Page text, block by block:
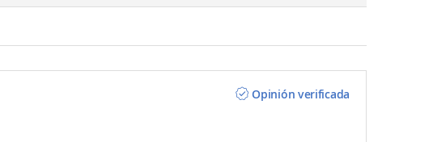
Opinión verificada